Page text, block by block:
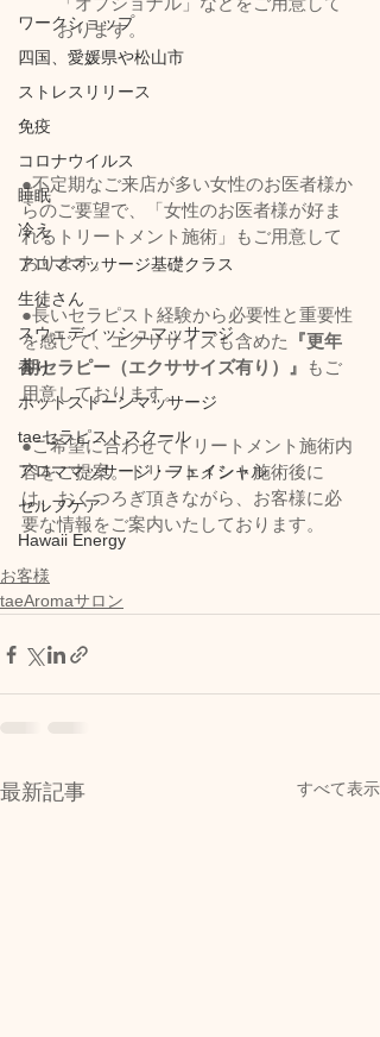
ワークショップ
四国、愛媛県や松山市
ストレスリリース
免疫
コロナウイルス
睡眠
冷え
アロママッサージ基礎クラス
生徒さん
スウェディッシュマッサージ
香り
ホットストーンマッサージ
taeセラピストスクール
アロママッサージ・フェイシャル
セルフケア
Hawaii Energy
おります。
●不定期なご来店が多い女性のお医者様か
らのご要望で、「女性のお医者様が好ま
れるトリートメント施術」もご用意して
おります。
●長いセラピスト経験から必要性と重要性
を感じて、エクササイズも含めた
『更年
期セラピー（エクササイズ有り）』
もご
用意しております。
●ご希望に合わせてトリートメント施術内
容をご提案。トリートメント施術後に
は、おくつろぎ頂きながら、お客様に必
要な情報をご案内いたしております。
お客様
taeAromaサロン
最新記事 すべて表示